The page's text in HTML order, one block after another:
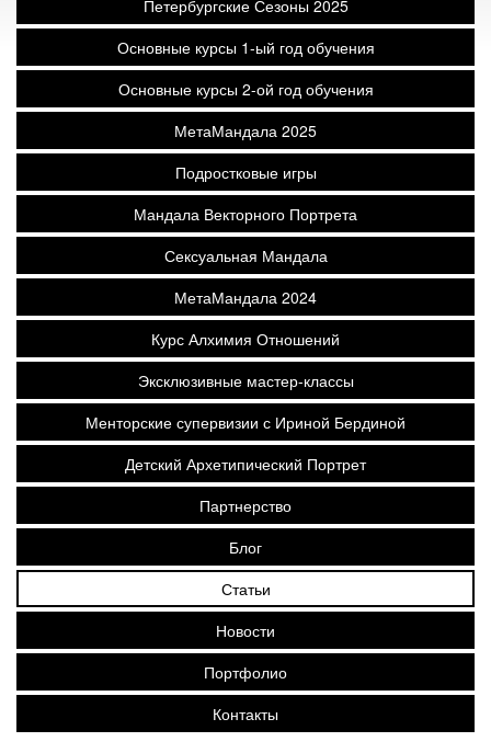
Петербургские Сезоны 2025
Основные курсы 1-ый год обучения
Основные курсы 2-ой год обучения
МетаМандала 2025
Подростковые игры
Мандала Векторного Портрета
Сексуальная Мандала
МетаМандала 2024
Курс Алхимия Отношений
Эксклюзивные мастер-классы
Менторские супервизии с Ириной Бердиной
Детский Архетипический Портрет
Партнерство
Блог
Статьи
Новости
Портфолио
Контакты